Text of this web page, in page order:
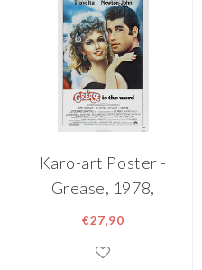
Karo-art Poster -
Grease, 1978,
Originele
Premium Print,
€27,90